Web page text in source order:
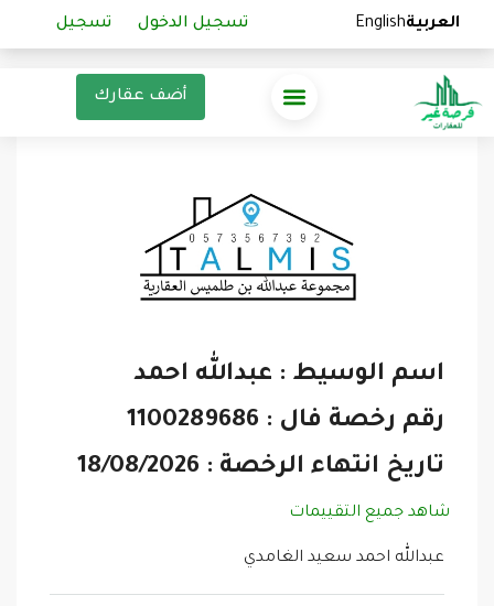
العربيةEnglish تسجيل الدخول تسجيل العربيةEnglish تسجيل الدخول تسجيل
أضف عقارك
اسم الوسيط : عبدالله احمد
رقم رخصة فال : 1100289686
تاريخ انتهاء الرخصة : 18/08/2026
شاهد جميع التقييمات
عبدالله احمد سعيد الغامدي